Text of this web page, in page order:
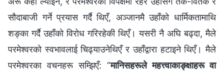
सौदाबाजी गर्ने प्रयास गर्दै थिएँ, अञ्जानमै उहाँको धार्मिकतामाथि
शङ्का गर्दै उहाँको विरोध गरिरहेकी थिएँ। यसरी नै अघि बढ्दा, मैले
परमेश्‍वरको स्वभावलाई चिढ्याउनेथिएँ र उहाँद्वारा हटाइने थिएँ। मैले
परमेश्‍वरका वचनहरू सम्झिएँ: “मानिसहरूले महत्त्वाकाङ्क्षाहरू वा